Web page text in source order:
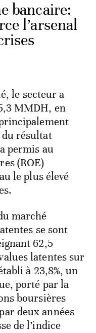
bancaire:
l’arsenal
le secteur a
MMDH, en
résultat
permis au
(ROE)
le plus élevé
marché
se sont
62,5
latentes sur
à 23,8%, un
porté par la
boursières
deux années
de l’indice